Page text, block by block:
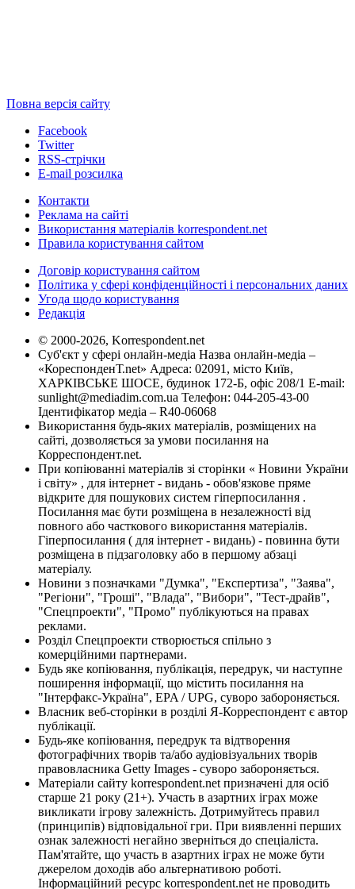
Повна версія сайту
Facebook
Twitter
RSS-стрічки
E-mail розсилка
Контакти
Реклама на сайті
Використання матеріалів korrespondent.net
Правила користування сайтом
Договір користування сайтом
Політика у сфері конфіденційності і персональних даних
Угода щодо користування
Редакція
© 2000-2026, Korrespondent.net
Суб'єкт у сфері онлайн-медіа Назва онлайн-медіа –
«КореспонденТ.net» Адреса: 02091, місто Київ,
ХАРКІВСЬКЕ ШОСЕ, будинок 172-Б, офіс 208/1 E-mail:
sunlight@mediadim.com.ua Телефон: 044-205-43-00
Ідентифікатор медіа – R40-06068
Використання будь-яких матеріалів, розміщених на
сайті, дозволяється за умови посилання на
Корреспондент.net.
При копіюванні матеріалів зі сторінки « Новини України
і світу» , для інтернет - видань - обов'язкове пряме
відкрите для пошукових систем гіперпосилання .
Посилання має бути розміщена в незалежності від
повного або часткового використання матеріалів.
Гіперпосилання ( для інтернет - видань) - повинна бути
розміщена в підзаголовку або в першому абзаці
матеріалу.
Новини з позначками "Думка", "Експертиза", "Заява",
"Регіони", "Гроші", "Влада", "Вибори", "Тест-драйв",
"Спецпроекти", "Промо" публікуються на правах
реклами.
Розділ Спецпроекти створюється спільно з
комерційними партнерами.
Будь яке копіювання, публікація, передрук, чи наступне
поширення інформації, що містить посилання на
"Інтерфакс-Україна", EPA / UPG, суворо забороняється.
Власник веб-сторінки в розділі Я-Корреспондент є автор
публікації.
Будь-яке копіювання, передрук та відтворення
фотографічних творів та/або аудіовізуальних творів
правовласника Getty Images - суворо забороняється.
Матеріали сайту korrespondent.net призначені для осіб
старше 21 року (21+). Участь в азартних іграх може
викликати ігрову залежність. Дотримуйтесь правил
(принципів) відповідальної гри. При виявленні перших
ознак залежності негайно зверніться до спеціаліста.
Пам'ятайте, що участь в азартних іграх не може бути
джерелом доходів або альтернативою роботі.
Інформаційний ресурс korrespondent.net не проводить